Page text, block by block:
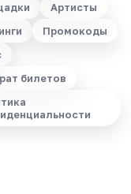
Артисты
Промокоды
билетов